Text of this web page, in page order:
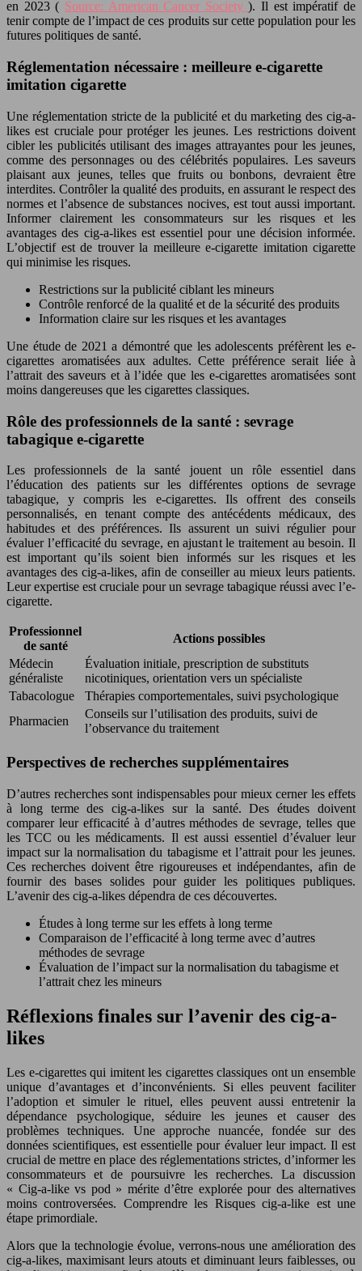
en 2023 ( Source: American Cancer Society). Il est impératif de
tenir compte de l’impact de ces produits sur cette population pour les
futures politiques de santé.
Réglementation nécessaire : meilleure e-cigarette
imitation cigarette
Une réglementation stricte de la publicité et du marketing des cig-a-
likes est cruciale pour protéger les jeunes. Les restrictions doivent
cibler les publicités utilisant des images attrayantes pour les jeunes,
comme des personnages ou des célébrités populaires. Les saveurs
plaisant aux jeunes, telles que fruits ou bonbons, devraient être
interdites. Contrôler la qualité des produits, en assurant le respect des
normes et l’absence de substances nocives, est tout aussi important.
Informer clairement les consommateurs sur les risques et les
avantages des cig-a-likes est essentiel pour une décision informée.
L’objectif est de trouver la meilleure e-cigarette imitation cigarette
qui minimise les risques.
Restrictions sur la publicité ciblant les mineurs
Contrôle renforcé de la qualité et de la sécurité des produits
Information claire sur les risques et les avantages
Une étude de 2021 a démontré que les adolescents préfèrent les e-
cigarettes aromatisées aux adultes. Cette préférence serait liée à
l’attrait des saveurs et à l’idée que les e-cigarettes aromatisées sont
moins dangereuses que les cigarettes classiques.
Rôle des professionnels de la santé : sevrage
tabagique e-cigarette
Les professionnels de la santé jouent un rôle essentiel dans
l’éducation des patients sur les différentes options de sevrage
tabagique, y compris les e-cigarettes. Ils offrent des conseils
personnalisés, en tenant compte des antécédents médicaux, des
habitudes et des préférences. Ils assurent un suivi régulier pour
évaluer l’efficacité du sevrage, en ajustant le traitement au besoin. Il
est important qu’ils soient bien informés sur les risques et les
avantages des cig-a-likes, afin de conseiller au mieux leurs patients.
Leur expertise est cruciale pour un sevrage tabagique réussi avec l’e-
cigarette.
Professionnel
de santé
Actions possibles
Médecin
généraliste
Évaluation initiale, prescription de substituts
nicotiniques, orientation vers un spécialiste
Tabacologue
Thérapies comportementales, suivi psychologique
Pharmacien
Conseils sur l’utilisation des produits, suivi de
l’observance du traitement
Perspectives de recherches supplémentaires
D’autres recherches sont indispensables pour mieux cerner les effets
à long terme des cig-a-likes sur la santé. Des études doivent
comparer leur efficacité à d’autres méthodes de sevrage, telles que
les TCC ou les médicaments. Il est aussi essentiel d’évaluer leur
impact sur la normalisation du tabagisme et l’attrait pour les jeunes.
Ces recherches doivent être rigoureuses et indépendantes, afin de
fournir des bases solides pour guider les politiques publiques.
L’avenir des cig-a-likes dépendra de ces découvertes.
Études à long terme sur les effets à long terme
Comparaison de l’efficacité à long terme avec d’autres
méthodes de sevrage
Évaluation de l’impact sur la normalisation du tabagisme et
l’attrait chez les mineurs
Réflexions finales sur l’avenir des cig-a-
likes
Les e-cigarettes qui imitent les cigarettes classiques ont un ensemble
unique d’avantages et d’inconvénients. Si elles peuvent faciliter
l’adoption et simuler le rituel, elles peuvent aussi entretenir la
dépendance psychologique, séduire les jeunes et causer des
problèmes techniques. Une approche nuancée, fondée sur des
données scientifiques, est essentielle pour évaluer leur impact. Il est
crucial de mettre en place des réglementations strictes, d’informer les
consommateurs et de poursuivre les recherches. La discussion
« Cig-a-like vs pod » mérite d’être explorée pour des alternatives
moins controversées. Comprendre les Risques cig-a-like est une
étape primordiale.
Alors que la technologie évolue, verrons-nous une amélioration des
cig-a-likes, maximisant leurs atouts et diminuant leurs faiblesses, ou